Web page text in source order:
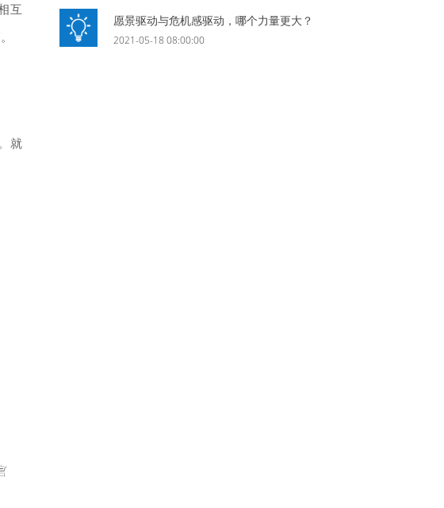
互
就
愿景驱动与危机感驱动，哪个力量更大？
2021-05-18 08:00:00